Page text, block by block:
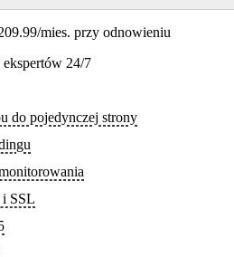
mies. przy odnowieniu
24/7
do pojedynczej strony
SSL